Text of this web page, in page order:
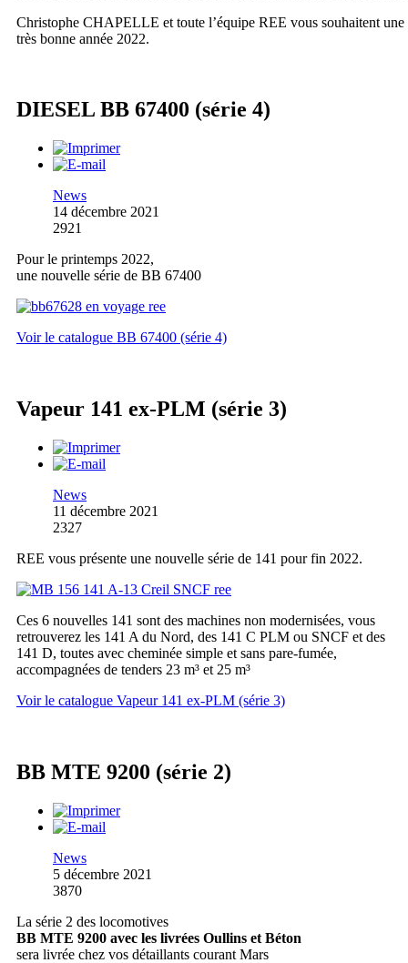
Christophe CHAPELLE et toute l’équipe REE vous souhaitent une
très bonne année 2022.
DIESEL BB 67400 (série 4)
News
14 décembre 2021
2921
Pour le printemps 2022,
une nouvelle série de BB 67400
Voir le catalogue BB 67400 (série 4)
Vapeur 141 ex-PLM (série 3)
News
11 décembre 2021
2327
REE vous présente une nouvelle série de 141 pour fin 2022.
Ces 6 nouvelles 141 sont des machines non modernisées, vous
retrouverez les 141 A du Nord, des 141 C PLM ou SNCF et des
141 D, toutes avec cheminée simple et sans pare-fumée,
accompagnées de tenders 23 m³ et 25 m³
Voir le catalogue Vapeur 141 ex-PLM (série 3)
BB MTE 9200 (série 2)
News
5 décembre 2021
3870
La série 2 des locomotives
BB MTE 9200 avec les livrées Oullins et Béton
sera livrée chez vos détaillants courant Mars